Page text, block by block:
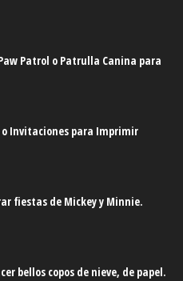
Patrol o Patrulla Canina para
Invitaciones para Imprimir
fiestas de Mickey y Minnie.
bellos copos de nieve, de papel.